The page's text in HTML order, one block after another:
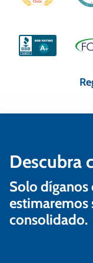
e
n
t
r
a
Descubra
Solo
estimaremos
consolidado.